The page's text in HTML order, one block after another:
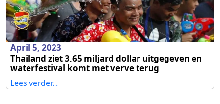
April 5, 2023
Thailand ziet 3,65 miljard dollar uitgegeven en
waterfestival komt met verve terug
Lees verder...